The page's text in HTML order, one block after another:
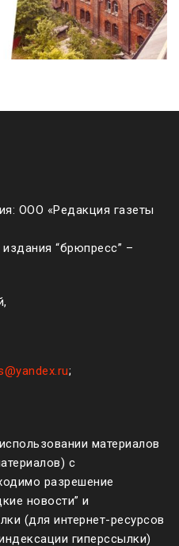
ООО «Редакция газеты
“брюпресс” –
;
материалов
с
разрешение
новости” и
(для интернет-ресурсов
гиперссылки)